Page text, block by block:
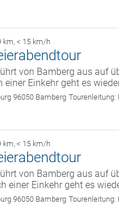
km, < 15 km/h
von Bamberg aus auf
einer Einkehr geht es
96050 Bamberg Tourenleitung:
km, < 15 km/h
von Bamberg aus auf
einer Einkehr geht es
96050 Bamberg Tourenleitung: